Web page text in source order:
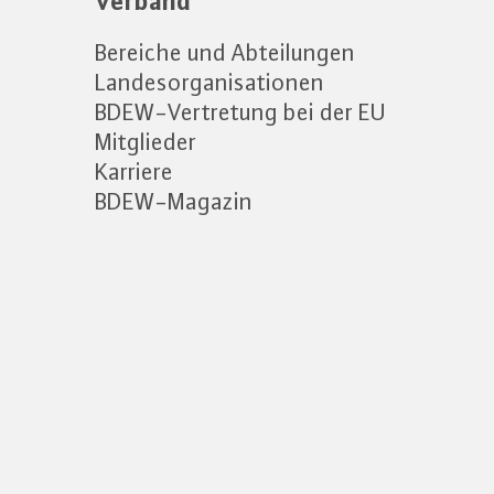
Bereiche und Abteilungen
Landesorganisationen
BDEW-Vertretung bei der EU
Mitglieder
Karriere
BDEW-Magazin